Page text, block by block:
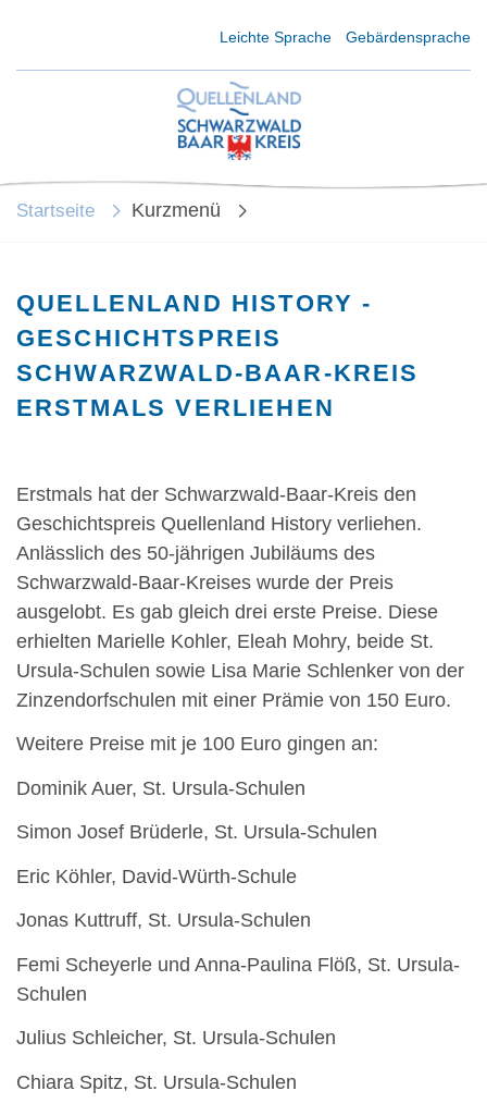
Leichte Sprache Gebärdensprache
Startseite Kurzmenü
QUELLENLAND HISTORY -
GESCHICHTSPREIS
SCHWARZWALD-BAAR-KREIS
ERSTMALS VERLIEHEN
Erstmals hat der Schwarzwald-Baar-Kreis den
Geschichtspreis Quellenland History verliehen.
Anlässlich des 50-jährigen Jubiläums des
Schwarzwald-Baar-Kreises wurde der Preis
ausgelobt. Es gab gleich drei erste Preise. Diese
erhielten Marielle Kohler, Eleah Mohry, beide St.
Ursula-Schulen sowie Lisa Marie Schlenker von der
Zinzendorfschulen mit einer Prämie von 150 Euro.
Weitere Preise mit je 100 Euro gingen an:
Dominik Auer, St. Ursula-Schulen
Simon Josef Brüderle, St. Ursula-Schulen
Eric Köhler, David-Würth-Schule
Jonas Kuttruff, St. Ursula-Schulen
Femi Scheyerle und Anna-Paulina Flöß, St. Ursula-
Schulen
Julius Schleicher, St. Ursula-Schulen
Chiara Spitz, St. Ursula-Schulen